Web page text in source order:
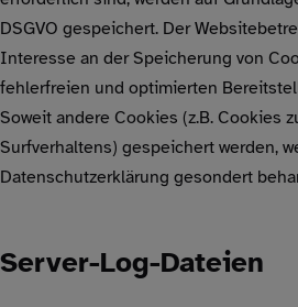
DSGVO gespeichert. Der
Interesse an der Speicherung von
fehlerfreien und optimierten
Soweit andere Cookies (z.B. Cookies
Surfverhaltens) gespeichert werden,
Datenschutzerklärung gesondert
Server-Log-Dateien